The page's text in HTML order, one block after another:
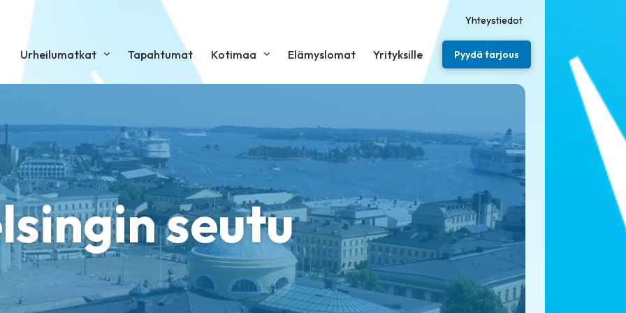
Yhteystiedot
Urheilumatkat Tapahtumat Kotimaa Elämyslomat Yrityksille Pyydä tarjous
seutu